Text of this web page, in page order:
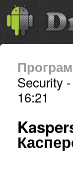
Security
16:21